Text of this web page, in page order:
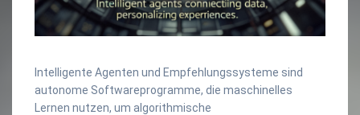
Intelligente Agenten und Empfehlungssysteme sind
autonome Softwareprogramme, die maschinelles
Lernen nutzen, um algorithmische